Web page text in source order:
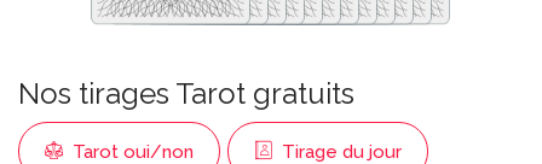
Nos tirages Tarot gratuits
Tarot oui/non Tirage du jour